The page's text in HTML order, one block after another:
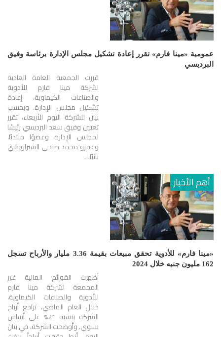
عمومية «مينا فارم» تقرر إعادة تشكيل مجلس الإدارة برئاسة وفيق
البرديسي
قررت الجمعية العامة العادية
لشركة مينا فارم للأدوية
والصناعات الكيماوية، إعادة
تشكيل مجلس الإدارة. وبحسب
بيان للشركة اليوم الأربعاء، تقرر
تعيين وفيق سعد البرديسي رئيسًا
لمجلس الإدارة وعضوًا منتدبًا،
وعمرو محمد صبحي الشبراويشي
نائبًا…
أهم الأخبار
«مينا فارم» للأدوية تحقق مبيعات بقيمة 3.36 مليار والأرباح تسجل
162 مليون جنيه خلال 2024
أظهرت القوائم المالية غير
المجمعة لشركة مينا فارم
للأدوية والصناعات الكيماوية،
خلال العام الماضي، تراجع أرباح
الشركة بنسبة 21% على أساس
سنوي. وأوضحت الشركة، في بيان